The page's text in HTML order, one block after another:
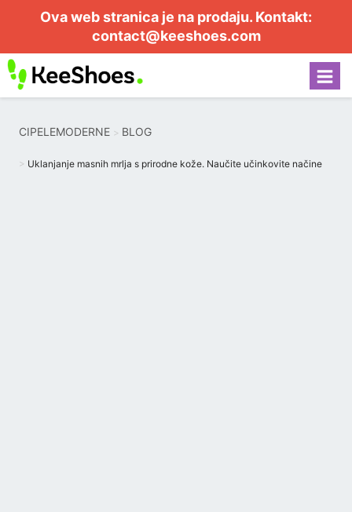
Ova web stranica je na prodaju. Kontakt:
contact@keeshoes.com
CIPELEMODERNE BLOG
Uklanjanje masnih mrlja s prirodne kože. Naučite učinkovite načine